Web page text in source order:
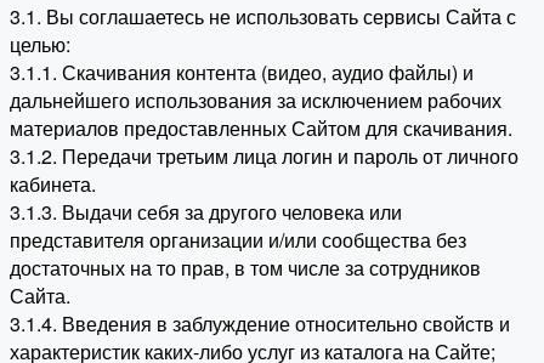
3.1. Вы соглашаетесь не использовать сервисы Сайта с
целью:
3.1.1. Скачивания контента (видео, аудио файлы) и
дальнейшего использования за исключением рабочих
материалов предоставленных Сайтом для скачивания.
3.1.2. Передачи третьим лица логин и пароль от личного
кабинета.
3.1.3. Выдачи себя за другого человека или
представителя организации и/или сообщества без
достаточных на то прав, в том числе за сотрудников
Сайта.
3.1.4. Введения в заблуждение относительно свойств и
характеристик каких-либо услуг из каталога на Сайте;